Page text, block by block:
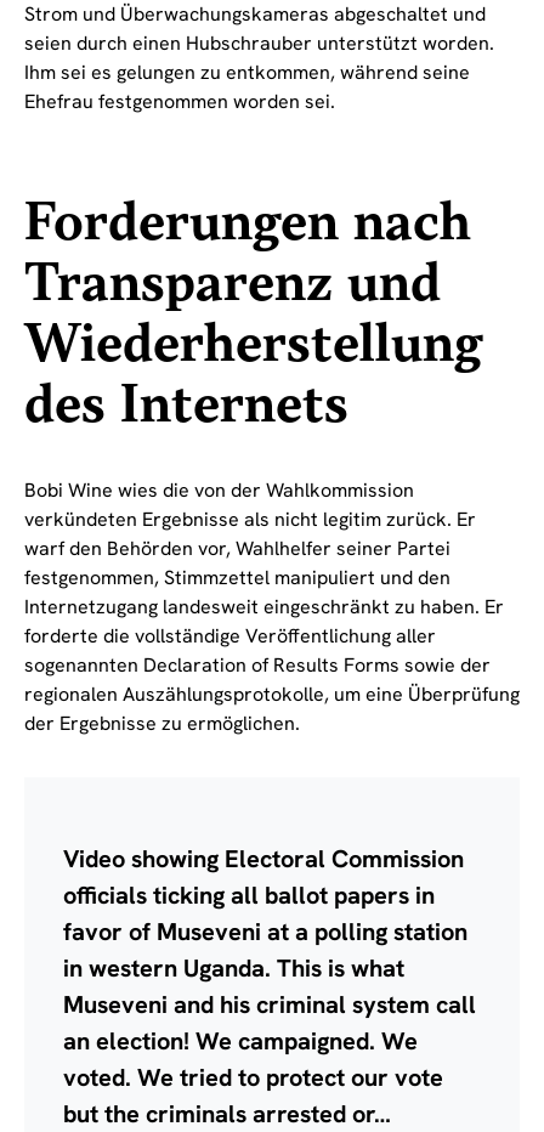
Strom und Überwachungskameras abgeschaltet und
seien durch einen Hubschrauber unterstützt worden.
Ihm sei es gelungen zu entkommen, während seine
Ehefrau festgenommen worden sei.
Forderungen nach
Transparenz und
Wiederherstellung
des Internets
Bobi Wine wies die von der Wahlkommission
verkündeten Ergebnisse als nicht legitim zurück. Er
warf den Behörden vor, Wahlhelfer seiner Partei
festgenommen, Stimmzettel manipuliert und den
Internetzugang landesweit eingeschränkt zu haben. Er
forderte die vollständige Veröffentlichung aller
sogenannten Declaration of Results Forms sowie der
regionalen Auszählungsprotokolle, um eine Überprüfung
der Ergebnisse zu ermöglichen.
Video showing Electoral Commission
officials ticking all ballot papers in
favor of Museveni at a polling station
in western Uganda. This is what
Museveni and his criminal system call
an election! We campaigned. We
voted. We tried to protect our vote
but the criminals arrested or…